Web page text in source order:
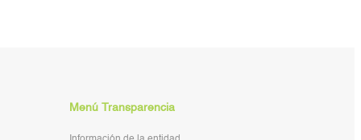
Menú Transparencia